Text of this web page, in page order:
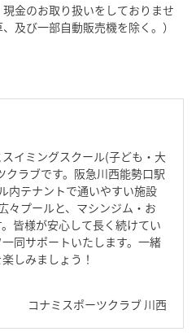
金のお取り扱いをしておりませ
及び一部自動販売機を除く。）
イミングスクール(子ども・大
クラブです。阪急川西能勢口駅
内テナントで通いやすい施設
々プールと、マシンジム・お
皆様が安心して長く続けてい
同サポートいたします。一緒
しみましょう！
コナミスポーツクラブ 川西